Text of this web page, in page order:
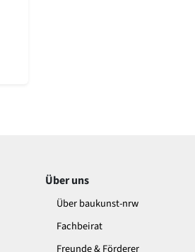
Über uns
Über baukunst-nrw
Fachbeirat
Freunde & Förderer